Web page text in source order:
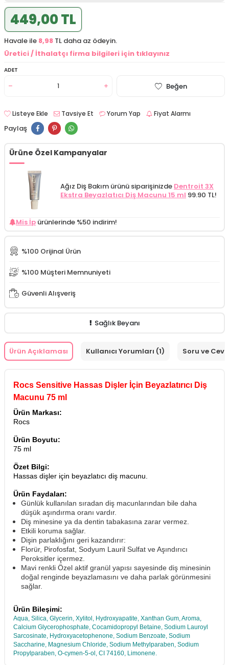
449,00 TL
Havale ile 8,98 TL daha az ödeyin.
Üretici / İthalatçı firma bilgileri için tıklayınız
ADET
Beğen
Listeye Ekle Tavsiye Et Yorum Yap Fiyat Alarmı
Paylaş
Ürüne Özel Kampanyalar
Ağız Diş Bakım ürünü siparişinizde Dentroit 3X
Ekstra Beyazlatıcı Diş Macunu 15 ml 99.90 TL!
Mis İp ürünlerinde %50 indirim!
%100 Orijinal Ürün
%100 Müşteri Memnuniyeti
Güvenli Alışveriş
Sağlık Beyanı
Ürün Açıklaması Kullanıcı Yorumları (1) Soru ve
Rocs Sensitive Hassas Dişler İçin Beyazlatırıcı Diş
Macunu 75 ml
Ürün Markası:
Rocs
Ürün Boyutu:
75 ml
Özet Bilgi:
Hassas dişler için beyazlatıcı diş macunu.
Ürün Faydaları:
Günlük kullanılan sıradan diş macunlarından bile daha
düşük aşındırma oranı vardır.
Diş minesine ya da dentin tabakasına zarar vermez.
Etkili koruma sağlar.
Dişin parlaklığını geri kazandırır:
Florür, Pirofosfat, Sodyum Lauril Sulfat ve Aşındırıcı
Peroksitler içermez.
Mavi renkli Özel aktif granül yapısı sayesinde diş minesinin
doğal renginde beyazlamasını ve daha parlak görünmesini
sağlar.
Ürün Bileşimi:
Aqua, Silica, Glycerin, Xylitol, Hydroxyapatite, Xanthan Gum, Aroma,
Calcium Glycerophosphate, Cocamidopropyl Betaine, Sodium Lauroyl
Sarcosinate, Hydroxyacetophenone, Sodium Benzoate, Sodium
Saccharine, Magnesium Chloride, Sodium Methylparaben, Sodium
Propylparaben, O-cymen-5-ol, CI 74160, Limonene.